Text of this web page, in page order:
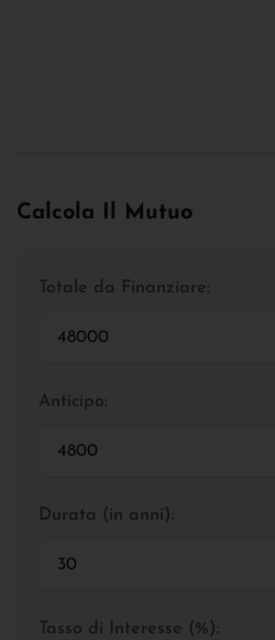
Calcola Il Mutuo
Totale da Finanziare:
Anticipo:
Durata (in anni):
Tasso di Interesse (%):